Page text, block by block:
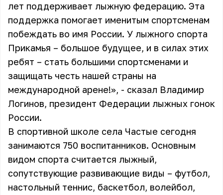
лет поддерживает лыжную федерацию. Эта
поддержка помогает именитым спортсменам
побеждать во имя России. У лыжного спорта
Прикамья – большое будущее, и в силах этих
ребят – стать большими спортсменами и
защищать честь нашей страны на
международной арене!», - сказал Владимир
Логинов, президент Федерации лыжных гонок
России.
В спортивной школе села Частые сегодня
занимаются 750 воспитанников. Основным
видом спорта считается лыжный,
сопутствующие развивающие виды – футбол,
настольный теннис, баскетбол, волейбол,